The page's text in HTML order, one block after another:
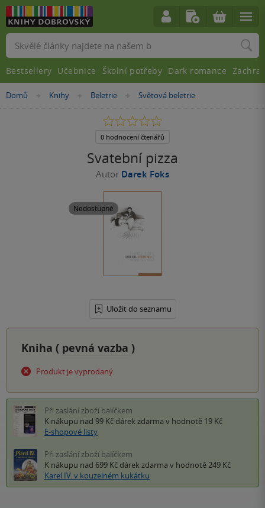
Nacházíte
Domů »
Knihy »
Beletrie »
Světová beletrie
Svatební pizza
Autor Darek Foks
Nedostupné
Uložit do seznamu
0.0
5
0 hodnocení čtenářů
Kniha ( pevná vazba )
Produkt je vyprodaný.
Při zaslání zboží balíčkem
K nákupu nad 99 Kč dárek zdarma v hodnotě 19 Kč
E-shopové listy
Při zaslání zboží balíčkem
K nákupu nad 699 Kč dárek zdarma v hodnotě 249 Kč
Karel IV. v kouzelném kukátku
Vyhledávání
Bestsellery Učebnice Školní potřeby Dark romance